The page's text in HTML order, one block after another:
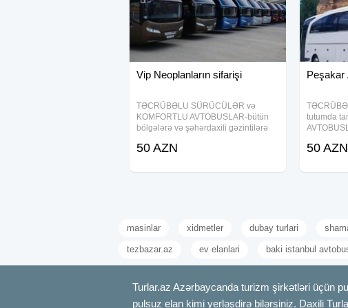
Vip Neoplanların sifarişi
TƏCRÜBƏLU SÜRÜCÜLƏR və
KOMFORTLU AVTOBUSLAR-bütün
bölgələrə və şəhərdaxili gəzintilərə
tutumda nəqliyyatların hamısı
avadanlıgla təchiz olunub
50 AZN
Peşakar
tutumda
səyahətlər
50 AZN
masinlar xidmetler dubay turlari
tezbazar.az ev elanlari baki istanbul
Turlar.az Azərbaycanda turizm şirkətləri üçün
pulsuz elan kimi yerləşdirə bilərsiniz. Daxili